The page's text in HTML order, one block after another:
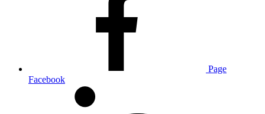
Page
Facebook